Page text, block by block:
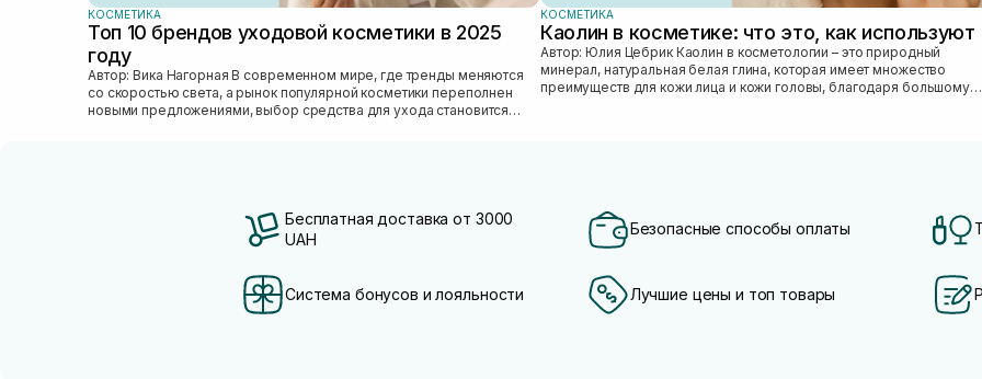
КОСМЕТИКА
Топ 10 брендов уходовой косметики в 2025
году
Автор: Вика Нагорная В современном мире, где тренды меняются
со скоростью света, а рынок популярной косметики переполнен
новыми предложениями, выбор средства для ухода становится
КОСМЕТИКА
Каолин в косметике: что это, как используют
Автор: Юлия Цебрик Каолин в косметологии – это природный
минерал, натуральная белая глина, которая имеет множество
преимуществ для кожи лица и кожи головы, благодаря большому
Бесплатная доставка от 3000
UAH
Безопасные способы оплаты
Система бонусов и лояльности Лучшие цены и топ товары